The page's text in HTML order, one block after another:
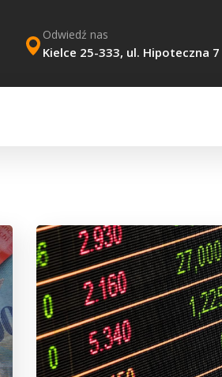
Odwiedź nas
Kielce 25-333, ul. Hipoteczna 7